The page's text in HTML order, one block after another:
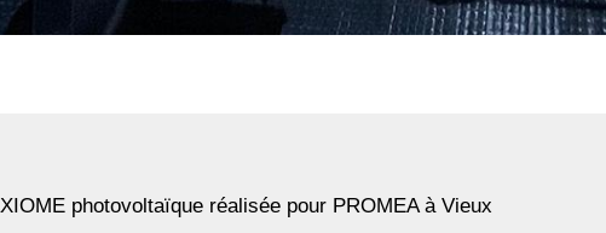
photovoltaïque réalisée pour PROMEA à Vieux